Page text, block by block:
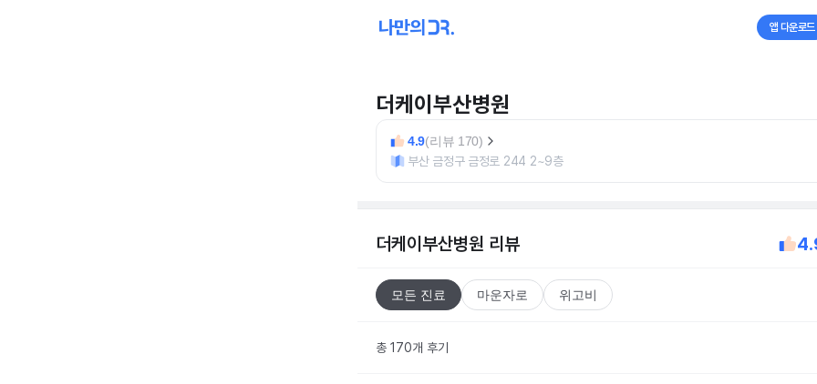
앱 다운로드
더케이부산병원
4.9(리뷰 170)
부산 금정구 금정로 244 2~9층
더케이부산병원 리뷰
모든 진료 마운자로 위고비
총 170개 후기